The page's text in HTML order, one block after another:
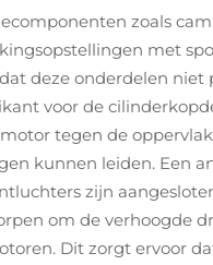
zoals
met
deze onderdelen niet
voor de
tegen de
kunnen leiden. Een
zijn
om de verhoogde
Dit zorgt ervoor